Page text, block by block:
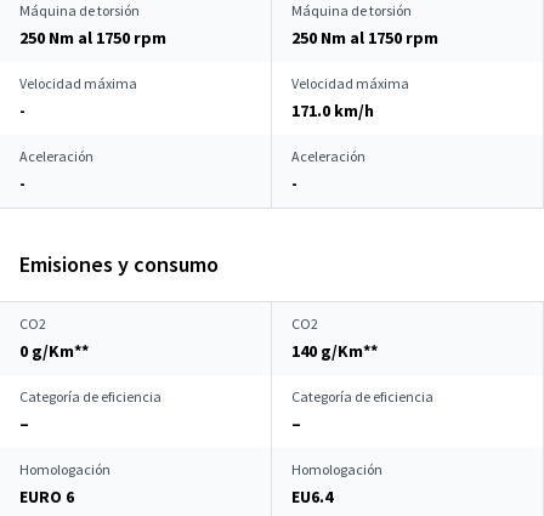
Máquina de torsión
250 Nm al 1750 rpm
Máquina de torsión
250 Nm al 1750 rpm
Velocidad máxima
-
Velocidad máxima
171.0 km/h
Aceleración
-
Aceleración
-
Emisiones y consumo
CO2
0 g/Km**
CO2
140 g/Km**
Categoría de eficiencia
–
Categoría de eficiencia
–
Homologación
EURO 6
Homologación
EU6.4